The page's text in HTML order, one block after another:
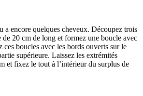
a encore quelques cheveux. Découpez trois
de 20 cm de long et formez une boucle avec
ces boucles avec les bords ouverts sur le
supérieure. Laissez les extrémités
et fixez le tout à l’intérieur du surplus de